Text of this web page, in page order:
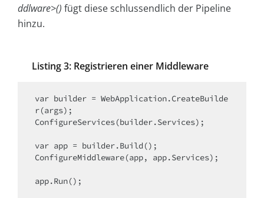
ddlware>() fügt diese schlussendlich der Pipeline
hinzu.
Listing 3: Registrieren einer Middleware
var builder = WebApplication.CreateBuilde
r(args);
ConfigureServices(builder.Services);
var app = builder.Build();
ConfigureMiddleware(app, app.Services);
app.Run();